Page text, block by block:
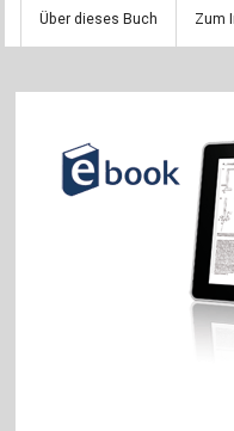
Über dieses Buch Zum